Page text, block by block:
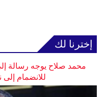
إخترنا لك
محمد صلاح يوجه رسالة
للانضمام